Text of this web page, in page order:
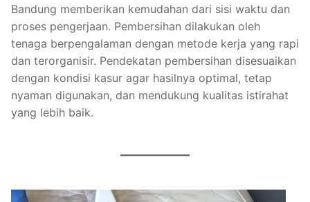
Bandung memberikan kemudahan dari sisi waktu dan
proses pengerjaan. Pembersihan dilakukan oleh
tenaga berpengalaman dengan metode kerja yang rapi
dan terorganisir. Pendekatan pembersihan disesuaikan
dengan kondisi kasur agar hasilnya optimal, tetap
nyaman digunakan, dan mendukung kualitas istirahat
yang lebih baik.